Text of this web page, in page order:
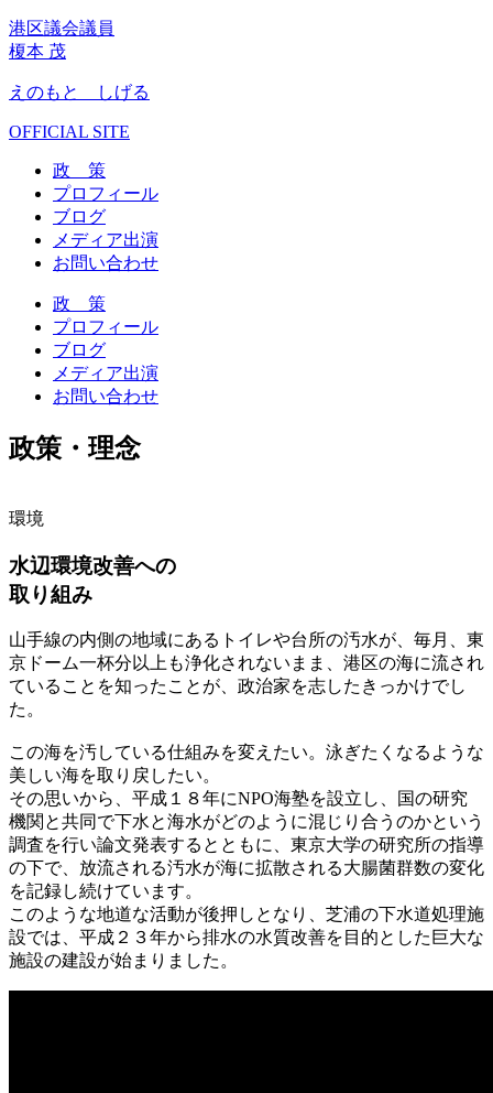
港区議会議員
榎本 茂
えのもと しげる
OFFICIAL SITE
政 策
プロフィール
ブログ
メディア出演
お問い合わせ
政 策
プロフィール
ブログ
メディア出演
お問い合わせ
政策・理念
環境
水辺環境改善への
取り組み
山手線の内側の地域にあるトイレや台所の汚水が、毎月、東
京ドーム一杯分以上も浄化されないまま、港区の海に流され
ていることを知ったことが、政治家を志したきっかけでし
た。
この海を汚している仕組みを変えたい。泳ぎたくなるような
美しい海を取り戻したい。
その思いから、平成１８年にNPO海塾を設立し、国の研究
機関と共同で下水と海水がどのように混じり合うのかという
調査を行い論文発表するとともに、東京大学の研究所の指導
の下で、放流される汚水が海に拡散される大腸菌群数の変化
を記録し続けています。
このような地道な活動が後押しとなり、芝浦の下水道処理施
設では、平成２３年から排水の水質改善を目的とした巨大な
施設の建設が始まりました。